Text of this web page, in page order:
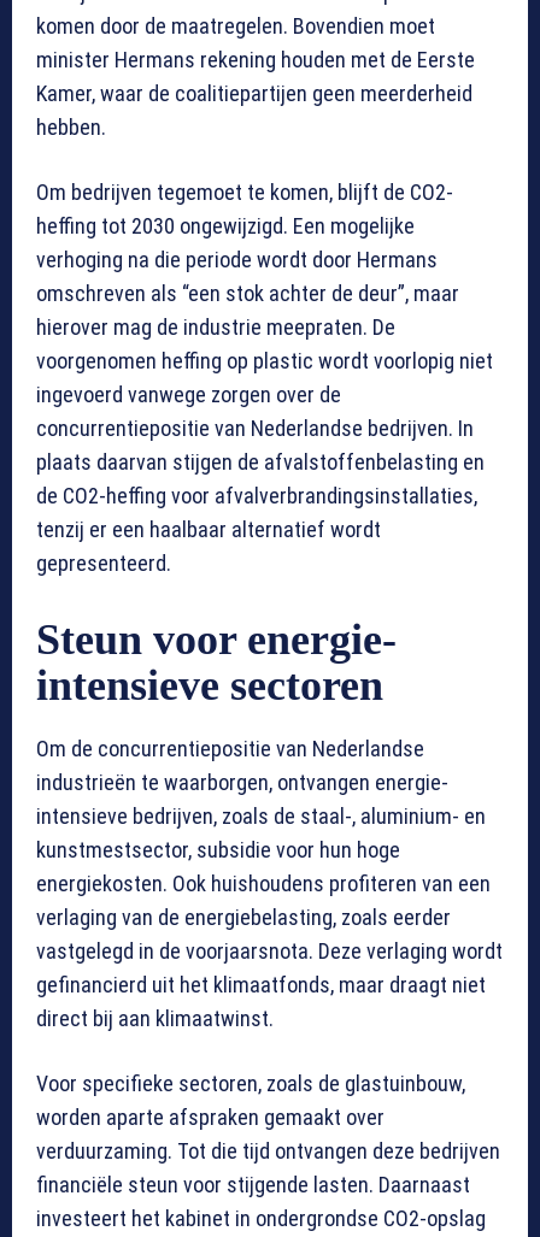
komen door de maatregelen. Bovendien moet
minister Hermans rekening houden met de Eerste
Kamer, waar de coalitiepartijen geen meerderheid
hebben.
Om bedrijven tegemoet te komen, blijft de CO2-
heffing tot 2030 ongewijzigd. Een mogelijke
verhoging na die periode wordt door Hermans
omschreven als “een stok achter de deur”, maar
hierover mag de industrie meepraten. De
voorgenomen heffing op plastic wordt voorlopig niet
ingevoerd vanwege zorgen over de
concurrentiepositie van Nederlandse bedrijven. In
plaats daarvan stijgen de afvalstoffenbelasting en
de CO2-heffing voor afvalverbrandingsinstallaties,
tenzij er een haalbaar alternatief wordt
gepresenteerd.
Steun voor energie-
intensieve sectoren
Om de concurrentiepositie van Nederlandse
industrieën te waarborgen, ontvangen energie-
intensieve bedrijven, zoals de staal-, aluminium- en
kunstmestsector, subsidie voor hun hoge
energiekosten. Ook huishoudens profiteren van een
verlaging van de energiebelasting, zoals eerder
vastgelegd in de voorjaarsnota. Deze verlaging wordt
gefinancierd uit het klimaatfonds, maar draagt niet
direct bij aan klimaatwinst.
Voor specifieke sectoren, zoals de glastuinbouw,
worden aparte afspraken gemaakt over
verduurzaming. Tot die tijd ontvangen deze bedrijven
financiële steun voor stijgende lasten. Daarnaast
investeert het kabinet in ondergrondse CO2-opslag